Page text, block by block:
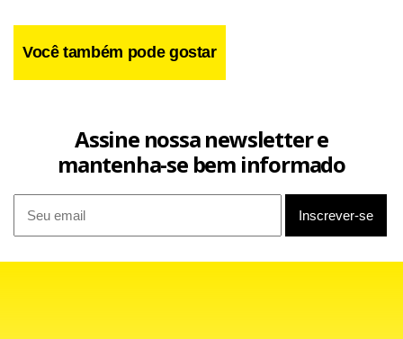
Você também pode gostar
Assine nossa newsletter e
mantenha-se bem informado